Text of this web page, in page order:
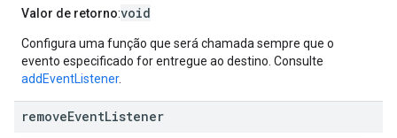
Valor de retorno:void
Configura uma função que será chamada sempre que o
evento especificado for entregue ao destino. Consulte
addEventListener.
removeEventListener